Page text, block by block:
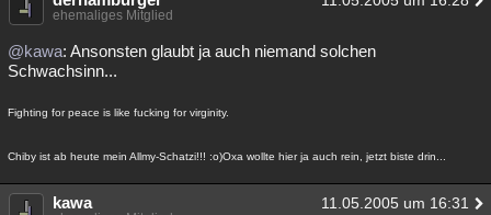
ehemaliges Mitglied
@kawa: Ansonsten glaubt ja auch niemand solchen
Schwachsinn...
Fighting for peace is like fucking for virginity.
Chiby ist ab heute mein Allmy-Schatzi!!! :o)Oxa wollte hier ja auch rein, jetzt biste drin...
kawa 11.05.2005 um 16:31